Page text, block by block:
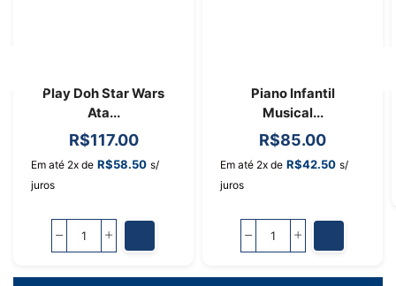
Play Doh Star Wars
Ata...
R$117.00
Em até 2x de R$58.50 s/
juros
Piano Infantil
Musical...
R$85.00
Em até 2x de R$42.50 s/
juros